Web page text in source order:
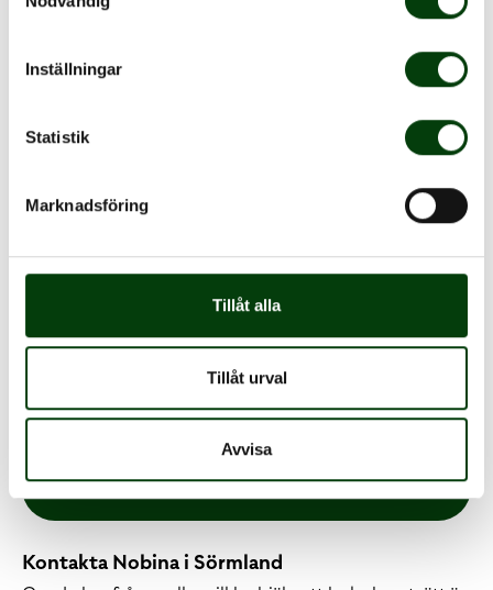
Inställningar
Statistik
Marknadsföring
Tillåt alla
Tillåt urval
Avvisa
Mer info och andra busstjänster
Kontakta Nobina i Sörmland